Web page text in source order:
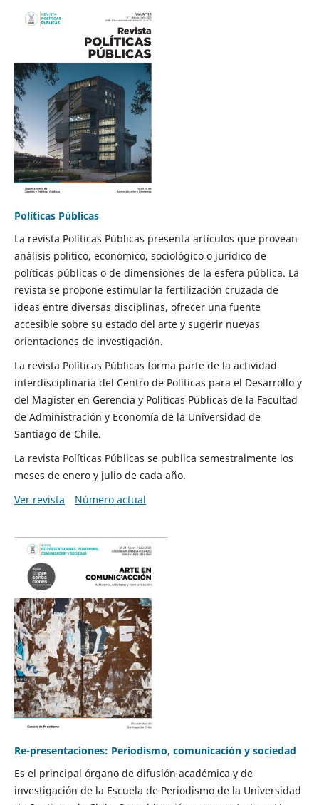
Políticas Públicas
La revista Políticas Públicas presenta artículos que provean
análisis político, económico, sociológico o jurídico de
políticas públicas o de dimensiones de la esfera pública. La
revista se propone estimular la fertilización cruzada de
ideas entre diversas disciplinas, ofrecer una fuente
accesible sobre su estado del arte y sugerir nuevas
orientaciones de investigación.
La revista Políticas Públicas forma parte de la actividad
interdisciplinaria del Centro de Políticas para el Desarrollo y
del Magíster en Gerencia y Políticas Públicas de la Facultad
de Administración y Economía de la Universidad de
Santiago de Chile.
La revista Políticas Públicas se publica semestralmente los
meses de enero y julio de cada año.
Ver revista
Número actual
Re-presentaciones: Periodismo, comunicación y sociedad
Es el principal órgano de difusión académica y de
investigación de la Escuela de Periodismo de la Universidad